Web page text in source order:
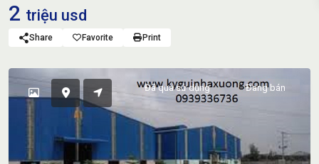
2 triệu usd
Share Favorite Print
Đã qua sử dụng Đang bán